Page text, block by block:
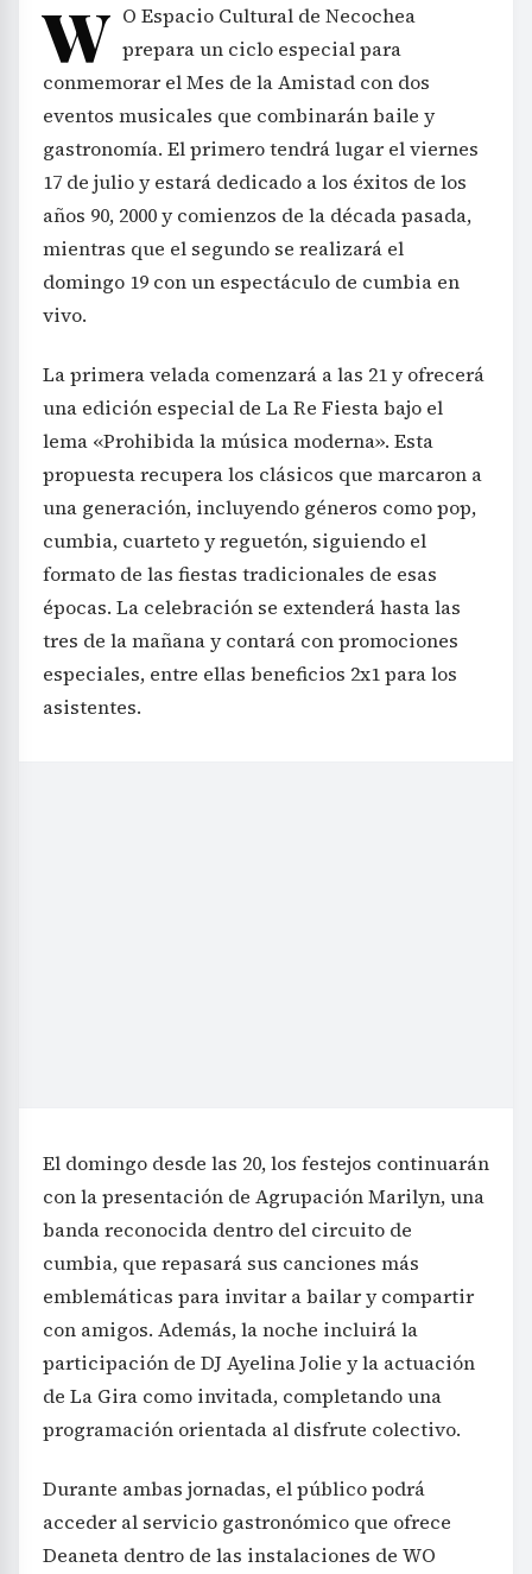
W O Espacio Cultural de Necochea
prepara un ciclo especial para
conmemorar el Mes de la Amistad con dos
eventos musicales que combinarán baile y
gastronomía. El primero tendrá lugar el viernes
17 de julio y estará dedicado a los éxitos de los
años 90, 2000 y comienzos de la década pasada,
mientras que el segundo se realizará el
domingo 19 con un espectáculo de cumbia en
vivo.
La primera velada comenzará a las 21 y ofrecerá
una edición especial de La Re Fiesta bajo el
lema «Prohibida la música moderna». Esta
propuesta recupera los clásicos que marcaron a
una generación, incluyendo géneros como pop,
cumbia, cuarteto y reguetón, siguiendo el
formato de las fiestas tradicionales de esas
épocas. La celebración se extenderá hasta las
tres de la mañana y contará con promociones
especiales, entre ellas beneficios 2x1 para los
asistentes.
El domingo desde las 20, los festejos continuarán
con la presentación de Agrupación Marilyn, una
banda reconocida dentro del circuito de
cumbia, que repasará sus canciones más
emblemáticas para invitar a bailar y compartir
con amigos. Además, la noche incluirá la
participación de DJ Ayelina Jolie y la actuación
de La Gira como invitada, completando una
programación orientada al disfrute colectivo.
Durante ambas jornadas, el público podrá
acceder al servicio gastronómico que ofrece
Deaneta dentro de las instalaciones de WO